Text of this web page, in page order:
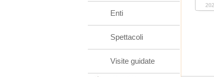
Enti
Spettacoli
Visite guidate